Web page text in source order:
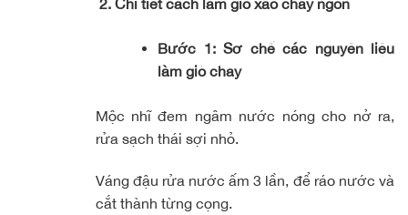
2. Chi tiết cách làm giò xào chay ngon
Bước 1: Sơ chế các nguyên liệu
làm giò chay
Mộc nhĩ đem ngâm nước nóng cho nở ra,
rửa sạch thái sợi nhỏ.
Váng đậu rửa nước ấm 3 lần, để ráo nước và
cắt thành từng cọng.